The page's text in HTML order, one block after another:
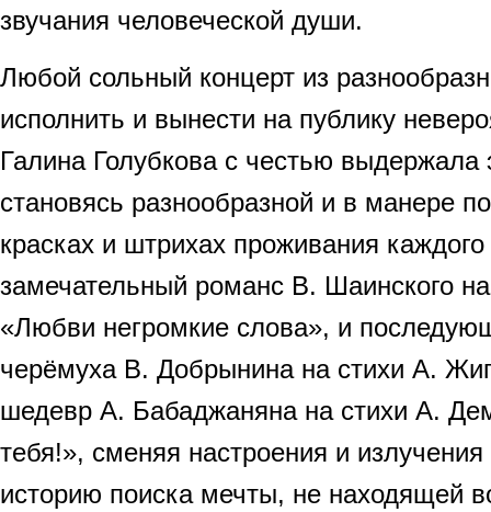
звучания человеческой души.
Любой сольный концерт из
исполнить и вынести на публику
Галина Голубкова с честью выдержала
становясь разнообразной и в манере
красках и штрихах проживания
замечательный романс В. Шаинского
«Любви негромкие слова», и
черёмуха В. Добрынина на стихи А.
шедевр А. Бабаджаняна на стихи А.
тебя!», сменяя настроения и
историю поиска мечты, не находящей